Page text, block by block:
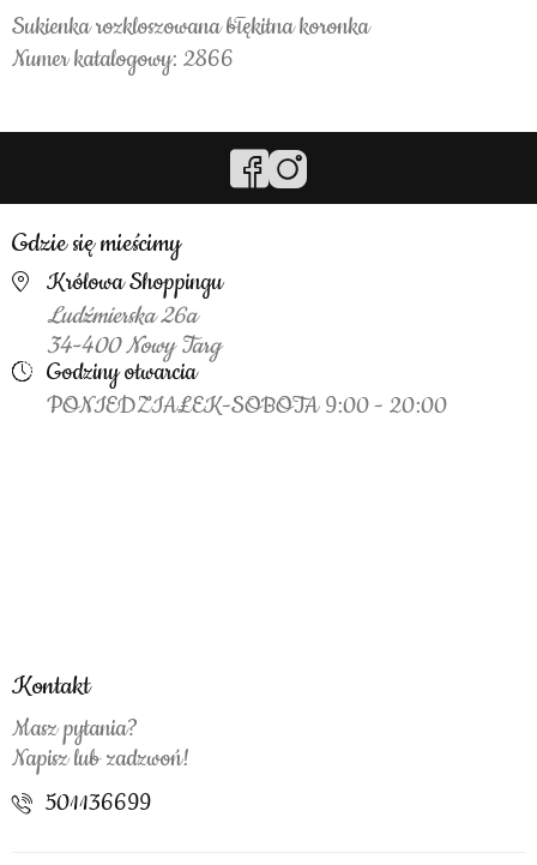
Sukienka rozkloszowana błękitna koronka
Numer katalogowy: 2866
Gdzie się mieścimy
Królowa Shoppingu
Ludźmierska 26a
34-400 Nowy Targ
Godziny otwarcia
PONIEDZIAŁEK-SOBOTA 9:00 - 20:00
Kontakt
Masz pytania?
Napisz lub zadzwoń!
501136699